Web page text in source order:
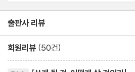
출판사 리뷰
회원리뷰 (50건)